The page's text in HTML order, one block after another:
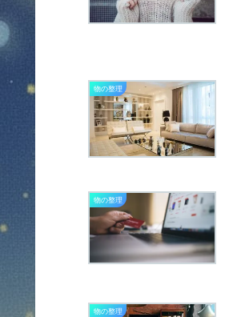
物の整理
物の整理
物の整理